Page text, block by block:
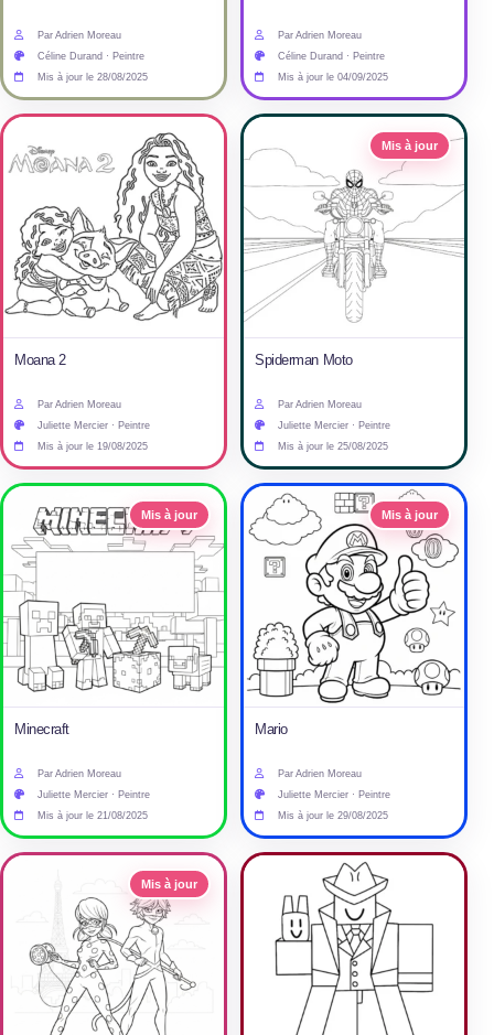
Par Adrien Moreau
Céline Durand · Peintre
Mis à jour le 28/08/2025
Par Adrien Moreau
Céline Durand · Peintre
Mis à jour le 04/09/2025
Moana 2
Par Adrien Moreau
Juliette Mercier · Peintre
Mis à jour le 19/08/2025
Mis à jour
Spiderman Moto
Par Adrien Moreau
Juliette Mercier · Peintre
Mis à jour le 25/08/2025
Mis à jour
Minecraft
Par Adrien Moreau
Juliette Mercier · Peintre
Mis à jour le 21/08/2025
Mis à jour
Mario
Par Adrien Moreau
Juliette Mercier · Peintre
Mis à jour le 29/08/2025
Mis à jour